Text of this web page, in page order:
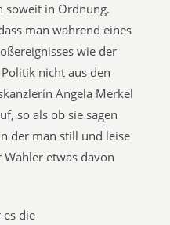
soweit in Ordnung.
man während eines
wie der
nicht aus den
Angela Merkel
so als ob sie sagen
der man still und leise
etwas davon
die